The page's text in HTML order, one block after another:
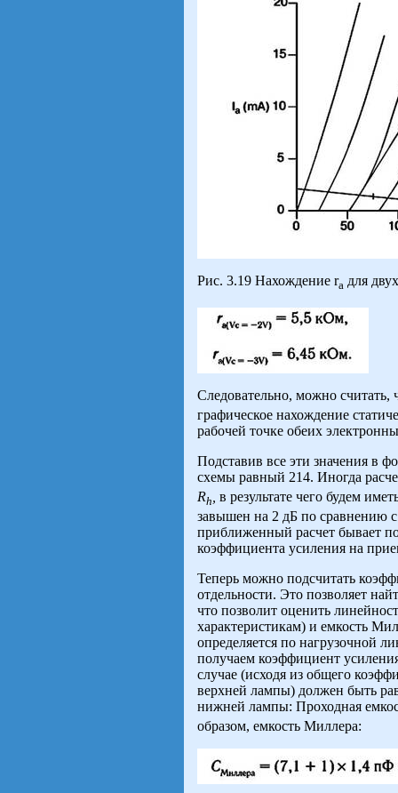
Рис. 3.19 Нахождение rа для
Следовательно, можно считать,
графическое нахождение
рабочей точке обеих
Подставив все эти значения в
схемы равный 214. Иногда
Rh в результате чего будем
завышен на 2 дБ по сравнению
приближенный расчет бывает
коэффициента усиления на
Теперь можно подсчитать
отдельности. Это позволяет
что позволит оценить
характеристикам) и емкость
определяется по нагрузочной
получаем коэффициент
случае (исходя из общего
верхней лампы) должен быть
нижней лампы: Проходная
образом, емкость Миллера: